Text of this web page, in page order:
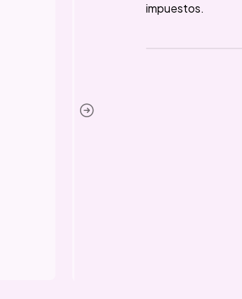
impuestos.